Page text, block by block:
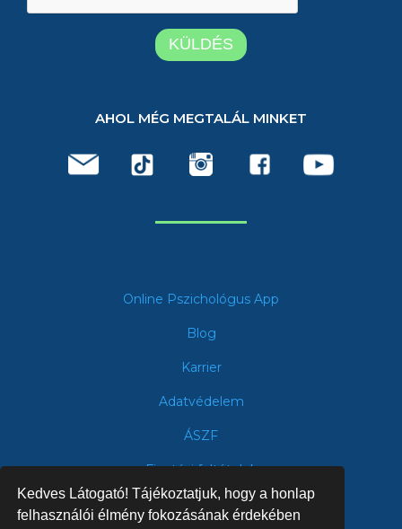
Kedves Látogató! Tájékoztatjuk, hogy a honlap
felhasználói élmény fokozásának érdekében
AHOL MÉG MEGTALÁL MINKET
Online Pszichológus App
Blog
Karrier
Adatvédelem
ÁSZF
Fizetési feltételek